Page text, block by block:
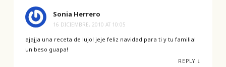
Sonia Herrero
16 DICIEMBRE, 2010 AT 10:05
ajajja una receta de lujo! jeje feliz navidad para ti y tu familia!
un beso guapa!
REPLY ↓